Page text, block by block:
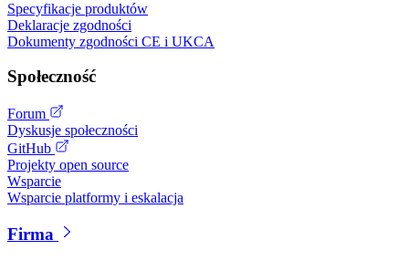
Specyfikacje produktów
Deklaracje zgodności
Dokumenty zgodności CE i UKCA
Społeczność
Forum
Dyskusje społeczności
GitHub
Projekty open source
Wsparcie
Wsparcie platformy i eskalacja
Firma